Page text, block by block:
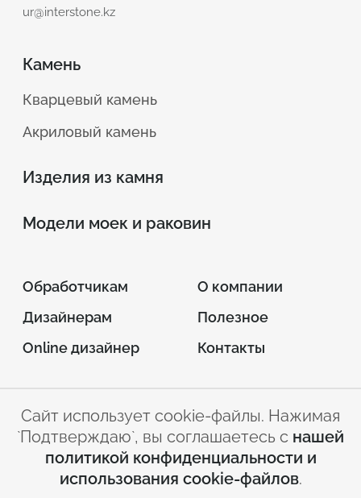
ur@interstone.kz
Камень
Кварцевый камень
Акриловый камень
Изделия из камня
Модели моек и раковин
Обработчикам
Дизайнерам
Online дизайнер
О компании
Полезное
Контакты
© 2026 INTERSTONE –
листовой искусственный камень
Условия
Политика
конфиденциальности
Сайт использует cookie-файлы. Нажимая
`Подтверждаю`, вы соглашаетесь с нашей
политикой конфиденциальности и
использования cookie-файлов.